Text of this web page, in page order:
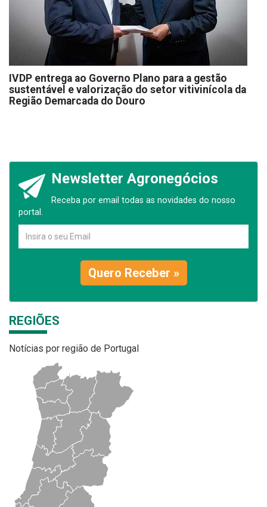
IVDP entrega ao Governo Plano para a gestão
sustentável e valorização do setor vitivinícola da
Região Demarcada do Douro
Newsletter Agronegócios
Receba por email todas as novidades do nosso
portal.
Quero Receber »
REGIÕES
Notícias por região de Portugal